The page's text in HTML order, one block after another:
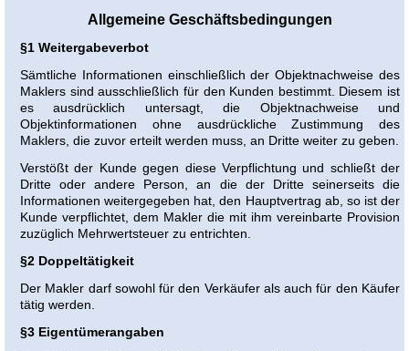
Allgemeine Geschäftsbedingungen
§1 Weitergabeverbot
Sämtliche Informationen einschließlich der Objektnachweise des
Maklers sind ausschließlich für den Kunden bestimmt. Diesem ist
es ausdrücklich untersagt, die Objektnachweise und
Objektinformationen ohne ausdrückliche Zustimmung des
Maklers, die zuvor erteilt werden muss, an Dritte weiter zu geben.
Verstößt der Kunde gegen diese Verpflichtung und schließt der
Dritte oder andere Person, an die der Dritte seinerseits die
Informationen weitergegeben hat, den Hauptvertrag ab, so ist der
Kunde verpflichtet, dem Makler die mit ihm vereinbarte Provision
zuzüglich Mehrwertsteuer zu entrichten.
§2 Doppeltätigkeit
Der Makler darf sowohl für den Verkäufer als auch für den Käufer
tätig werden.
§3 Eigentümerangaben